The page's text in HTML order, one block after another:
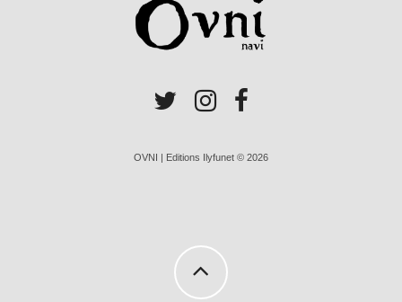
OVNI | Editions Ilyfunet © 2026